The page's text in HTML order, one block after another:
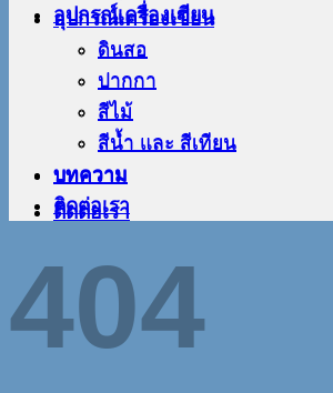
อุปกรณ์เครื่องเขียน
ดินสอ
ปากกา
สีไม้
สีน้ำ และ สีเทียน
บทความ
ติดต่อเรา
อุปกรณ์เครื่องเขียน
ดินสอ
ปากกา
สีไม้
สีน้ำ และ สีเทียน
บทความ
ติดต่อเรา
404